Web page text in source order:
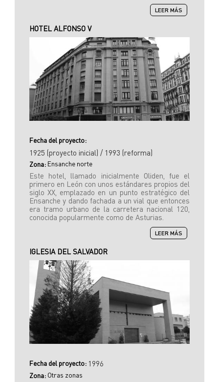
LEER MÁS SOBRE
CATEDRAL
REGLA
HOTEL ALFONSO V
Fecha del proyecto:
1925 (proyecto inicial) / 1993 (reforma)
Zona: Ensanche norte
Este hotel, llamado inicialmente Oliden, fue el
primero en León con unos estándares propios del
siglo XX, emplazado en un punto estratégico del
Ensanche y dando fachada a un vial que entonces
era tramo urbano de la carretera nacional 120,
conocida popularmente como de Asturias.
LEER MÁS SOBRE
HOTEL
IGLESIA DEL SALVADOR
Fecha del proyecto: 1996
Zona: Otras zonas